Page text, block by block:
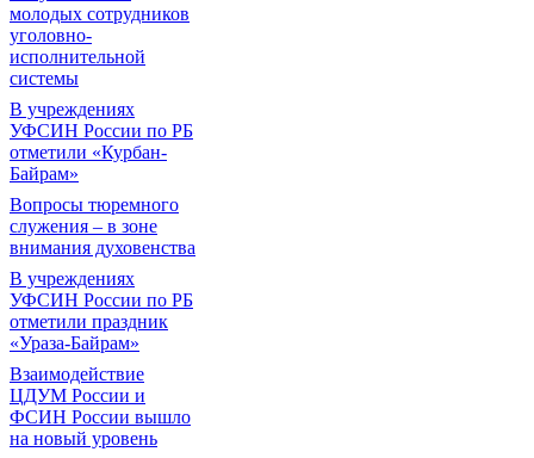
молодых сотрудников
уголовно-
исполнительной
системы
В учреждениях
УФСИН России по РБ
отметили «Курбан-
Байрам»
Вопросы тюремного
служения – в зоне
внимания духовенства
В учреждениях
УФСИН России по РБ
отметили праздник
«Ураза-Байрам»
Взаимодействие
ЦДУМ России и
ФСИН России вышло
на новый уровень